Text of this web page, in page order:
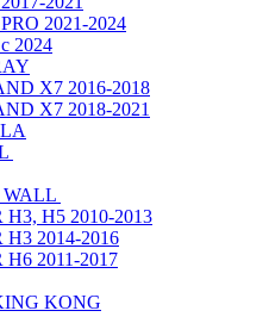
2021-2024
2024
X7 2016-2018
X7 2018-2021
WALL
H3, H5 2010-2013
H3 2014-2016
2011-2017
KONG